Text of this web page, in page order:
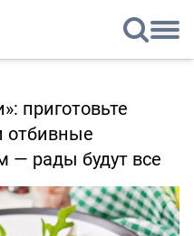
приготовьте
отбивные
— рады будут все